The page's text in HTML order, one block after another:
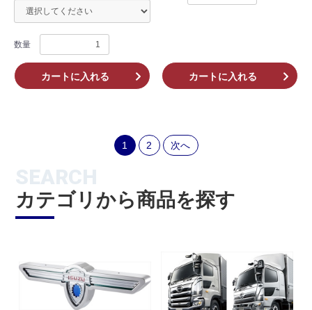
数量
カートに入れる カートに入れる
1
2 次へ
SEARCH
カテゴリから商品を探す